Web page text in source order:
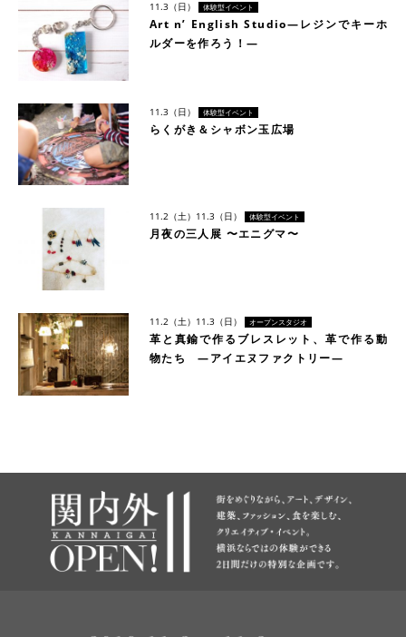
11.3（日） 体験型イベント
Art n’ English Studio―レジンでキーホ
ルダーを作ろう！―
11.3（日） 体験型イベント
らくがき＆シャボン玉広場
11.2（土） 11.3（日） 体験型イベント
月夜の三人展 〜エニグマ〜
11.2（土） 11.3（日） オープンスタジオ
革と真鍮で作るブレスレット、革で作る動
物たち ―アイエヌファクトリー―